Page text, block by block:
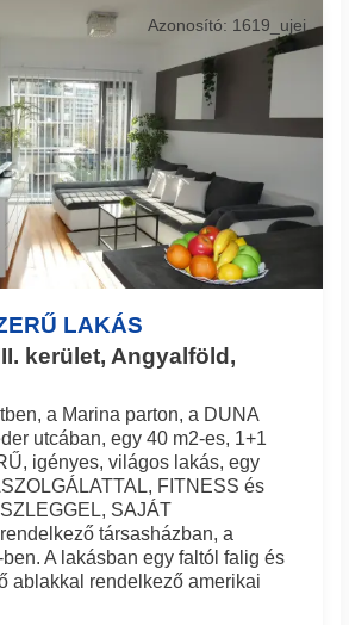
LAKÁS
kerület, Angyalföld,
Azonosító: 1619_ujei
a Marina parton, a DUNA
utcában, egy 40 m2-es, 1+1
igényes, világos lakás, egy
FITNESS és
SAJÁT
társasházban, a
A lakásban egy faltól falig és
ablakkal rendelkező amerikai